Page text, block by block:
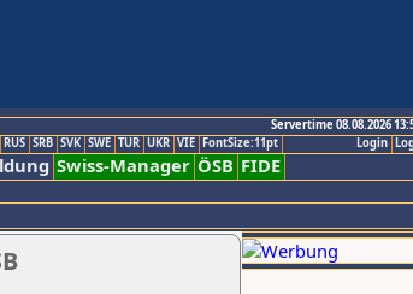
Servertime 08.08.2026
Login
RUS SRB SVK SWE TUR UKR VIE FontSize:11pt
Swiss-Manager ÖSB FIDE